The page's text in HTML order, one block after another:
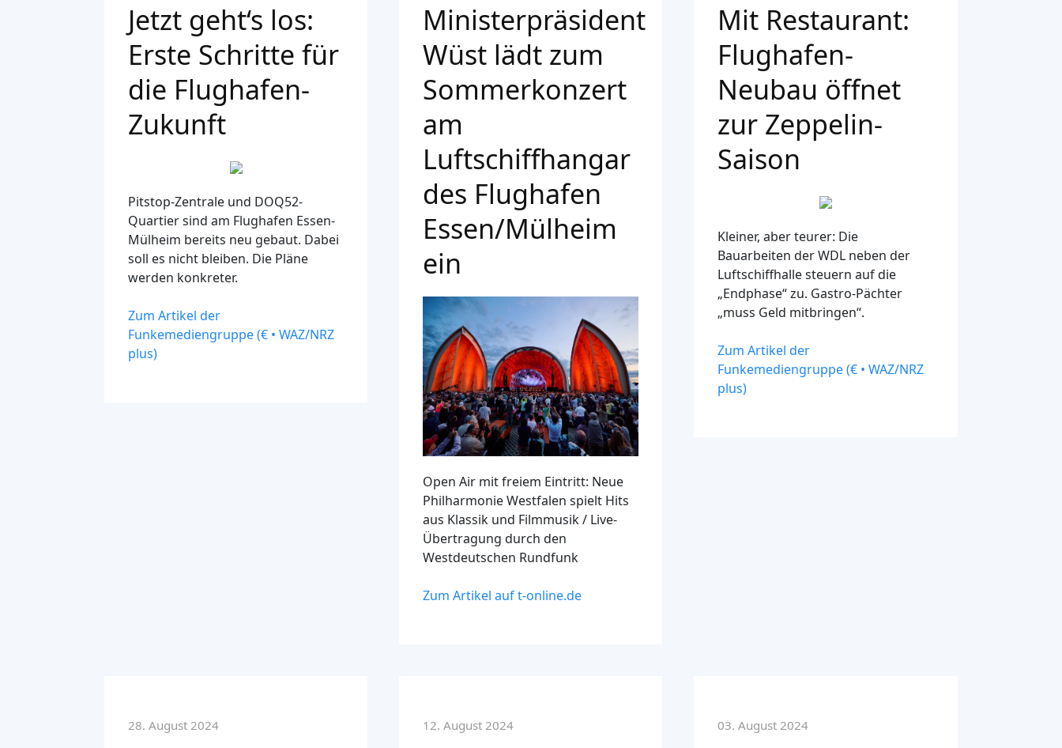
Jetzt geht‘s los:
Erste Schritte für
die Flughafen-
Zukunft
Pitstop-Zentrale und DOQ52-
Quartier sind am Flughafen Essen-
Mülheim bereits neu gebaut. Dabei
soll es nicht bleiben. Die Pläne
werden konkreter.
Zum Artikel der
Funkemediengruppe (€ • WAZ/NRZ
plus)
Ministerpräsident
Wüst lädt zum
Sommerkonzert
am
Luftschiffhangar
des Flughafen
Essen/Mülheim
ein
Open Air mit freiem Eintritt: Neue
Philharmonie Westfalen spielt Hits
aus Klassik und Filmmusik / Live-
Übertragung durch den
Westdeutschen Rundfunk
Zum Artikel auf t-online.de
Mit Restaurant:
Flughafen-
Neubau öffnet
zur Zeppelin-
Saison
Kleiner, aber teurer: Die
Bauarbeiten der WDL neben der
Luftschiffhalle steuern auf die
„Endphase“ zu. Gastro-Pächter
„muss Geld mitbringen“.
Zum Artikel der
Funkemediengruppe (€ • WAZ/NRZ
plus)
28. August 2024 12. August 2024 03. August 2024